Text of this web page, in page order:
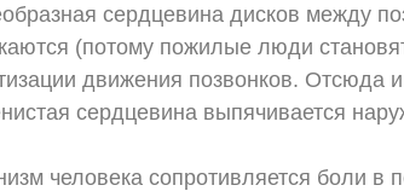
сердцевина дисков между
(потому пожилые люди
движения позвонков. Отсюда
сердцевина выпячивается
человека сопротивляется боли